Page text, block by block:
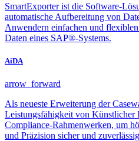
SmartExporter ist die Software-
automatische Aufbereitung von
Anwendern einfachen und
Daten eines SAP®-Systems.
AiDA
arrow_forward
Als neueste Erweiterung der
Leistungsfähigkeit von Künstlicher
Compliance-Rahmenwerken, um
und Präzision sicher und